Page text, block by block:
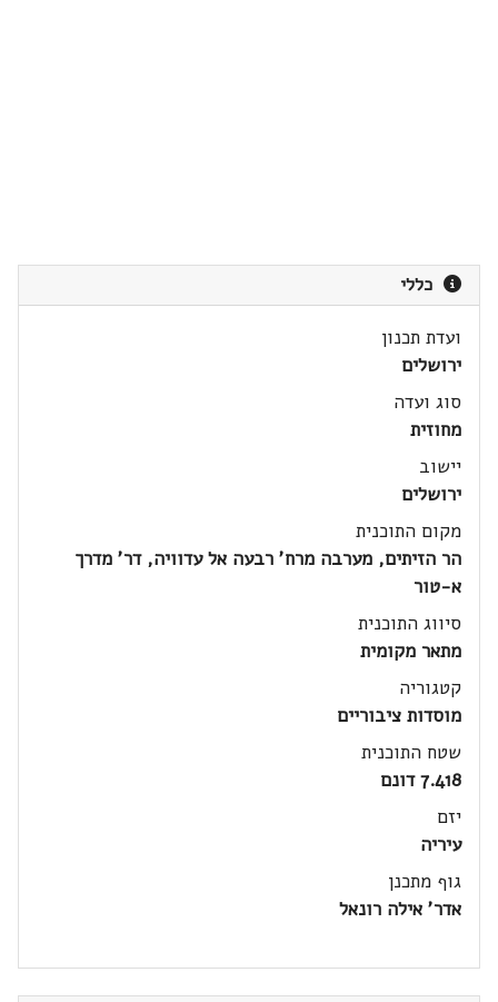
כללי
ועדת תכנון
ירושלים
סוג ועדה
מחוזית
יישוב
ירושלים
מקום התוכנית
הר הזיתים, מערבה מרח' רבעה אל עדוויה, דר' מדרך
א-טור
סיווג התוכנית
מתאר מקומית
קטגוריה
מוסדות ציבוריים
שטח התוכנית
7.418 דונם
יזם
עיריה
גוף מתכנן
אדר' אילה רונאל